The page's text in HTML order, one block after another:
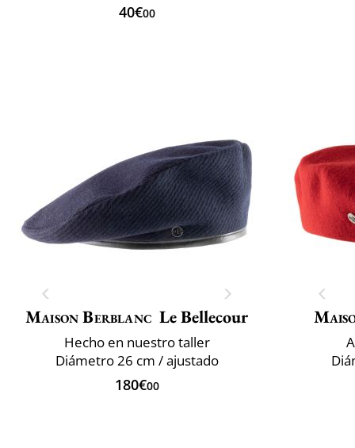
40€00
Maison Berblanc Le Bellecour
Hecho en nuestro taller
Diámetro 26 cm / ajustado
180€00